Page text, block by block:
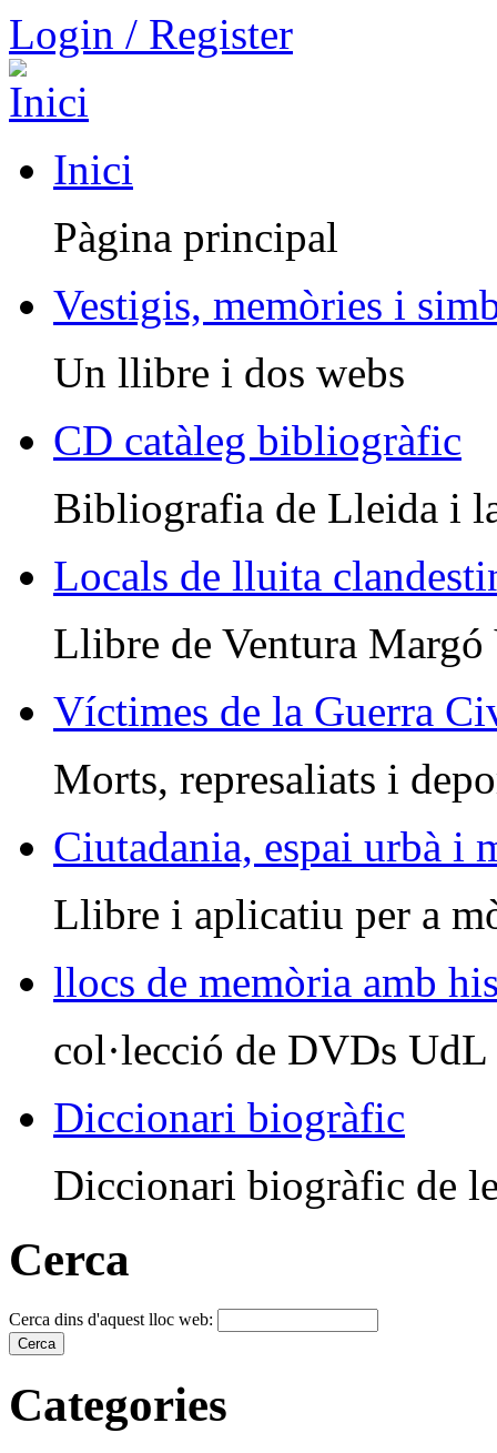
Login / Register
Inici
Pàgina principal
Vestigis, memòries i
Un llibre i dos webs
CD catàleg bibliogràfic
Bibliografia de Lleida i
Locals de lluita
Llibre de Ventura Margó
Víctimes de la Guerra
Morts, represaliats i
Ciutadania, espai urbà i
Llibre i aplicatiu per a
llocs de memòria amb
col·lecció de DVDs UdL
Diccionari biogràfic
Diccionari biogràfic de
Cerca
Cerca dins d'aquest lloc web:
Categories